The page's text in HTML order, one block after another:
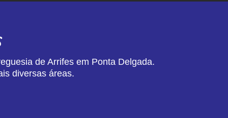
de Arrifes em Ponta Delgada.
diversas áreas.